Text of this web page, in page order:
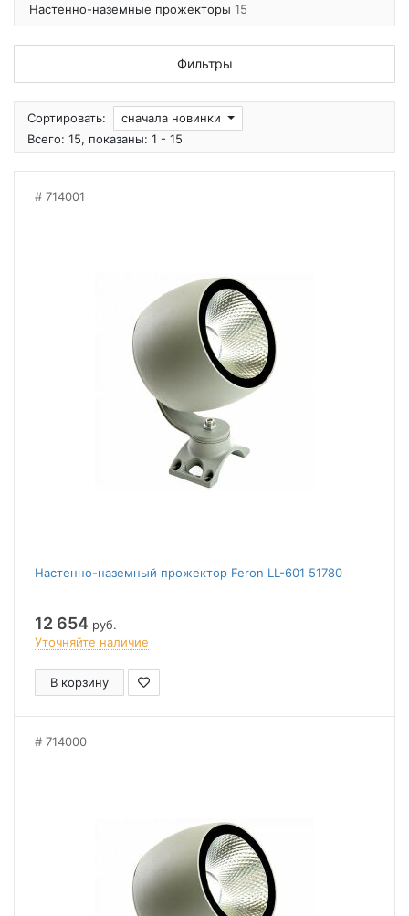
Настенно-наземные прожекторы 15
Фильтры
Сортировать:
сначала новинки
Всего: 15, показаны: 1 - 15
714001
Настенно-наземный прожектор Feron LL-601 51780
12 654 руб.
Уточняйте наличие
В корзину
714000